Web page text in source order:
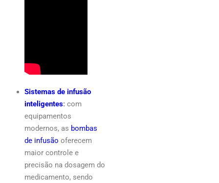
Sistemas de infusão
inteligentes: com
equipamentos
modernos, as bombas
de infusão oferecem
maior controle e
precisão na dosagem do
medicamento, sendo